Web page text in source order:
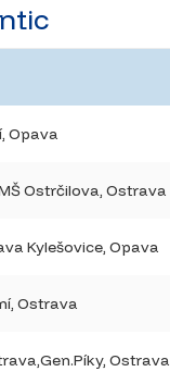
Opava
Ostrčilova, Ostrava
Kylešovice, Opava
Ostrava
Ostrava